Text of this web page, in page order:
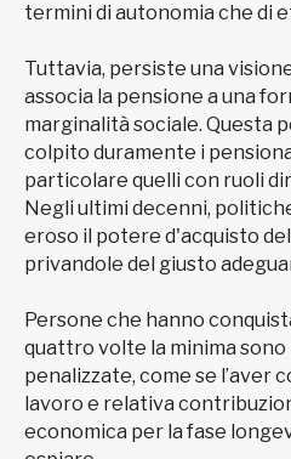
termini di autonomia che di
Tuttavia, persiste una
associa la pensione a una
marginalità sociale. Questa
colpito duramente i
particolare quelli con ruoli
Negli ultimi decenni,
eroso il potere d'acquisto
privandole del giusto
Persone che hanno
quattro volte la minima
penalizzate, come se l’aver
lavoro e relativa
economica per la fase